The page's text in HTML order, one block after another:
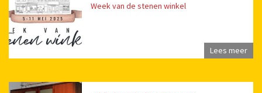
Week van de stenen winkel
Lees meer